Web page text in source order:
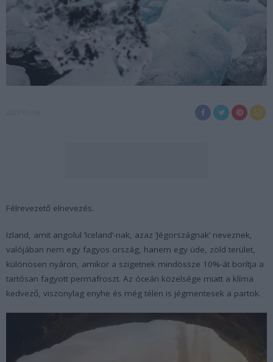
Félrevezető elnevezés.
Izland, amit angolul ’Iceland’-nak, azaz ’Jégországnak’ neveznek,
valójában nem egy fagyos ország, hanem egy üde, zöld terület,
különösen nyáron, amikor a szigetnek mindössze 10%-át borítja a
tartósan fagyott permafroszt. Az óceán közelsége miatt a klíma
kedvező, viszonylag enyhe és még télen is jégmentesek a partok.